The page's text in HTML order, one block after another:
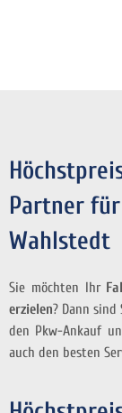
Partner
Wahlstedt
Sie möchten Ihr
erzielen? Dann
den Pkw-Ankauf
auch den besten